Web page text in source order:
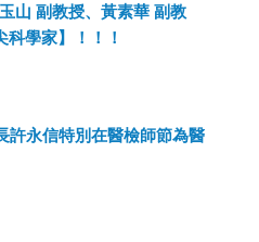
山 副教授、黃素華 副教
學家】！！！
許永信特別在醫檢師節為醫